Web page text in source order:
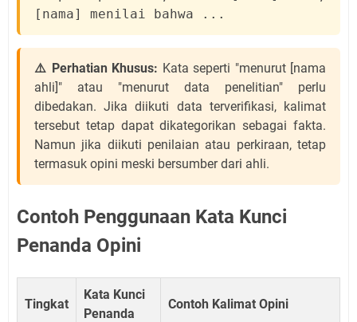
[nama] menilai bahwa ...
⚠️ Perhatian Khusus: Kata seperti "menurut [nama
ahli]" atau "menurut data penelitian" perlu
dibedakan. Jika diikuti data terverifikasi, kalimat
tersebut tetap dapat dikategorikan sebagai fakta.
Namun jika diikuti penilaian atau perkiraan, tetap
termasuk opini meski bersumber dari ahli.
Contoh Penggunaan Kata Kunci
Penanda Opini
Tingkat
Kata Kunci
Penanda
Contoh Kalimat Opini